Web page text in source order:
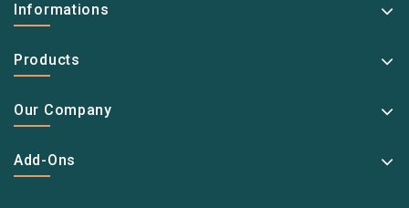
Informations
Products
Our Company
Add-Ons